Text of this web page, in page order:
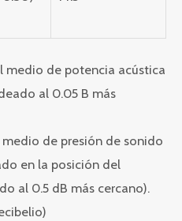
medio de potencia acústica
al 0.05 B más
de presión de sonido
en la posición del
al 0.5 dB más cercano).